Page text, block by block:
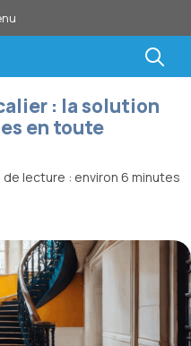
: la solution
en toute
de lecture : environ 6 minutes